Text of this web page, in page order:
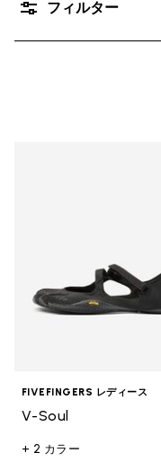
フィルター
FIVEFINGERS レディース
V-Soul
+ 2 カラー